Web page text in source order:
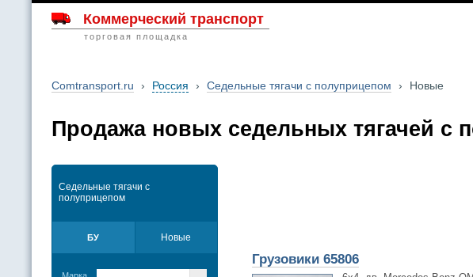
Коммерческий транспорт
торговая площадка
Comtransport.ru › Россия › Седельные тягачи с полуприцепом › Новые
Продажа новых седельных тягачей с
Седельные тягачи с
полуприцепом
БУ Новые
Грузовики 65806